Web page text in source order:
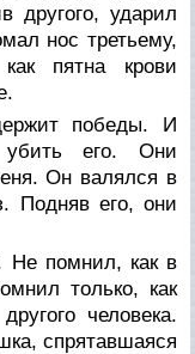
другого, ударил
нос третьему,
пятна крови
победы. И
его. Они
Он валялся в
Подняв его, они
Не помнил, как в
только, как
человека.
спрятавшаяся